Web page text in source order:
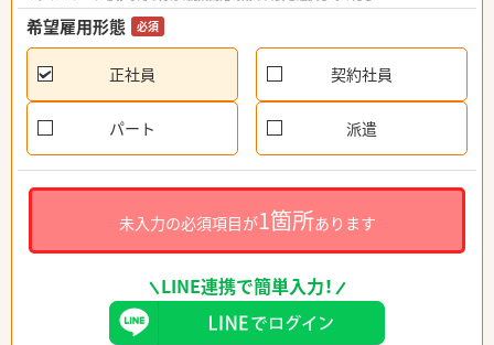
希望雇用形態 必須
正社員 契約社員
パート 派遣
未入力の必須項目が1箇所あります
LINE連携で簡単入力！